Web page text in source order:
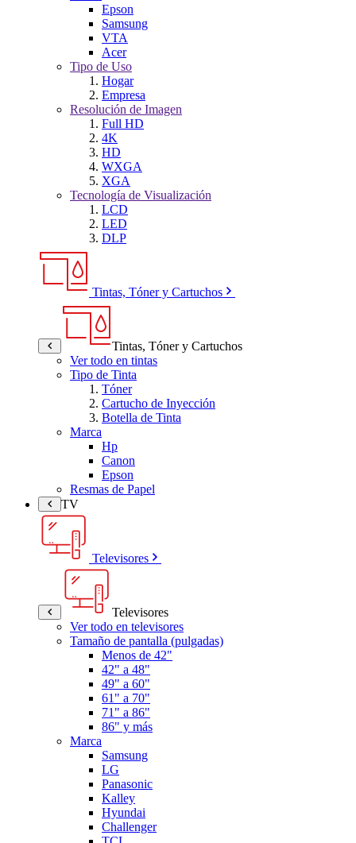
Epson
Samsung
VTA
Acer
Tipo de Uso
Hogar
Empresa
Resolución de Imagen
Full HD
4K
HD
WXGA
XGA
Tecnología de Visualización
LCD
LED
DLP
Tintas, Tóner y Cartuchos
Tintas, Tóner y Cartuchos
Ver todo en tintas
Tipo de Tinta
Tóner
Cartucho de Inyección
Botella de Tinta
Marca
Hp
Canon
Epson
Resmas de Papel
TV
Televisores
Televisores
Ver todo en televisores
Tamaño de pantalla (pulgadas)
Menos de 42"
42" a 48"
49" a 60"
61" a 70"
71" a 86"
86" y más
Marca
Samsung
LG
Panasonic
Kalley
Hyundai
Challenger